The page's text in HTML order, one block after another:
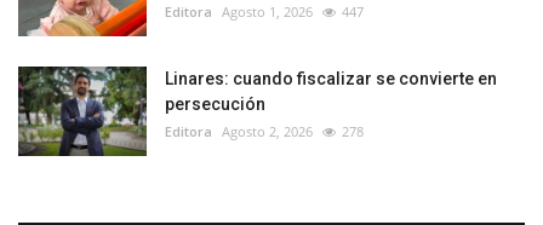
Editora Agosto 1, 2026 447
Linares: cuando fiscalizar se convierte en
persecución
Editora Agosto 2, 2026 278